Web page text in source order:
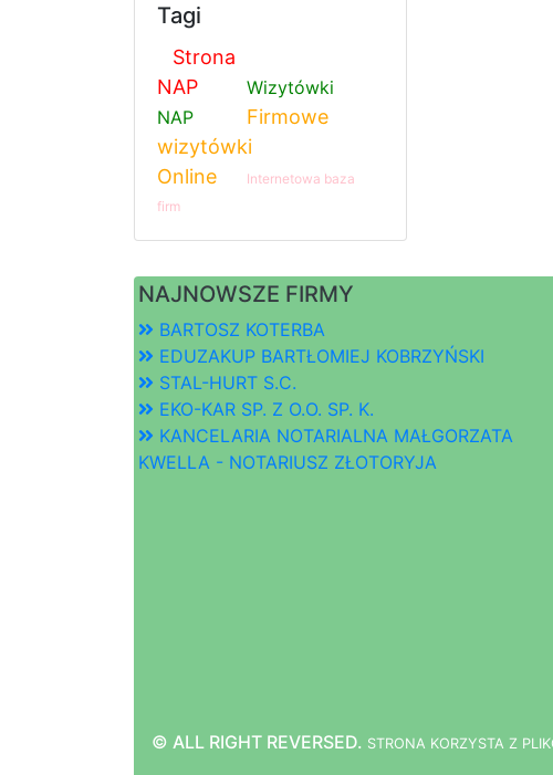
Tagi
Strona
NAP
Wizytówki
NAP
Firmowe
wizytówki
Online
Internetowa baza
firm
NAJNOWSZE FIRMY
BARTOSZ KOTERBA
EDUZAKUP BARTŁOMIEJ KOBRZYŃSKI
STAL-HURT S.C.
EKO-KAR SP. Z O.O. SP. K.
KANCELARIA NOTARIALNA MAŁGORZATA
KWELLA - NOTARIUSZ ZŁOTORYJA
© ALL RIGHT REVERSED. STRONA KORZYSTA Z